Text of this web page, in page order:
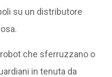
su un distributore
che sferruzzano o
in tenuta da